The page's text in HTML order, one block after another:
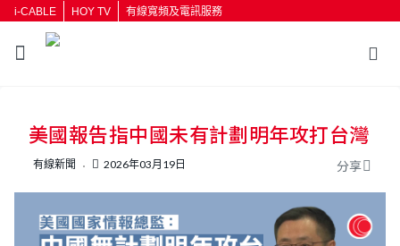
i-CABLE HOY TV 有線寬頻及電訊服務
按輸入鍵開始搜尋
美國報告指中國未有計劃明年攻打台灣
有線新聞 2026年03月19日 分享